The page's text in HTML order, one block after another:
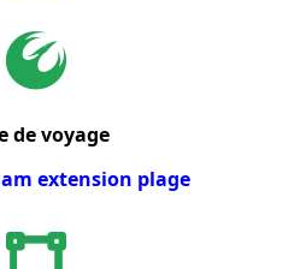
de voyage
extension plage